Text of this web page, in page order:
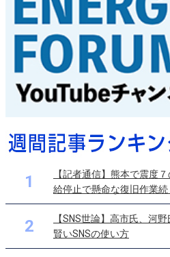
1
【記者通信】熊本で震度
給停止で懸命な復旧作業続
2
【SNS世論】高市氏、河
賢いSNSの使い方